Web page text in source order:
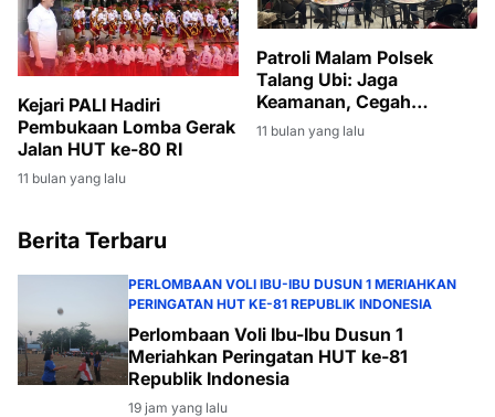
Kejari PALI Hadiri
Pembukaan Lomba Gerak
Jalan HUT ke-80 RI
11 bulan yang lalu
Patroli Malam Polsek
Talang Ubi: Jaga
Keamanan, Cegah
Tawuran dan Tindak
Kriminal
11 bulan yang lalu
Berita Terbaru
PERLOMBAAN VOLI IBU-IBU DUSUN 1 MERIAHKAN
PERINGATAN HUT KE-81 REPUBLIK INDONESIA
Perlombaan Voli Ibu-Ibu Dusun 1
Meriahkan Peringatan HUT ke-81
Republik Indonesia
19 jam yang lalu